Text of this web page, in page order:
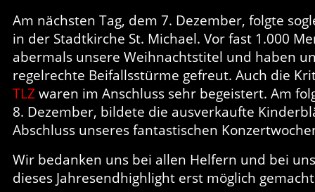
Am nächsten Tag, dem 7. Dezember, folgte
in der Stadtkirche St. Michael. Vor fast 1.000
abermals unsere Weihnachtstitel und haben
regelrechte Beifallsstürme gefreut. Auch die
TLZ waren im Anschluss sehr begeistert. Am
8. Dezember, bildete die ausverkaufte
Abschluss unseres fantastischen
Wir bedanken uns bei allen Helfern und bei
dieses Jahresendhighlight erst möglich